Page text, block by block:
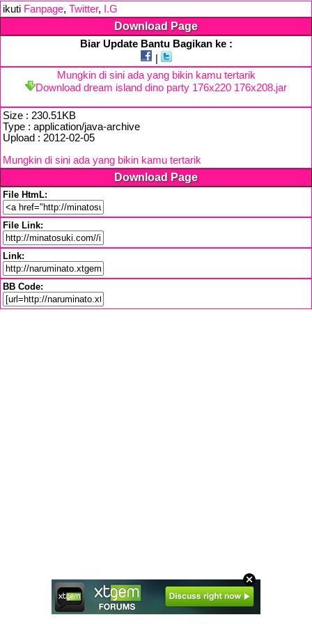
ikuti Fanpage, Twitter, I.G
Download Page
Biar Update Bantu Bagikan ke :
Mungkin di sini ada yang bikin kamu tertarik
Download dream island dino party 176x220 176x208.jar
Size : 230.51KB
Type : application/java-archive
Upload : 2012-02-05
Mungkin di sini ada yang bikin kamu tertarik
Download Page
File HtmL:
File Link:
Link:
BB Code: